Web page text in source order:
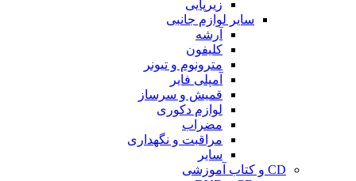
زیرپایی
سایر لوازم جانبی
آرشه
کلیفون
مترونوم و تیونر
آمپلی فایر
قمیش و سرساز
لوازم دکوری
مضراب
مراقبت و نگهداری
سایر
CD و کتاب آموزشی